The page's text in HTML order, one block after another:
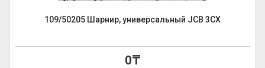
109/50205 Шарнир, универсальный JCB 3CX
0₸